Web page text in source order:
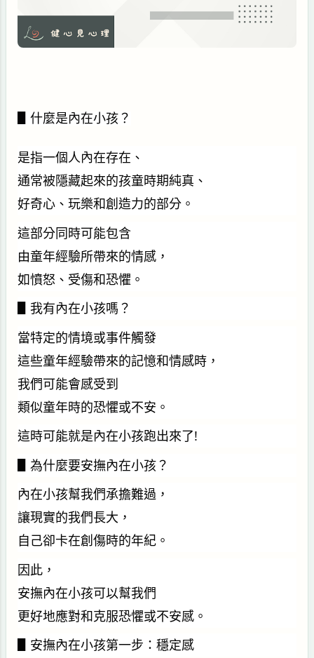
▋什麼是內在小孩？
是指一個人內在存在、
通常被隱藏起來的孩童時期純真、
好奇心、玩樂和創造力的部分。
這部分同時可能包含
由童年經驗所帶來的情感，
如憤怒、受傷和恐懼。
▋我有內在小孩嗎？
當特定的情境或事件觸發
這些童年經驗帶來的記憶和情感時，
我們可能會感受到
類似童年時的恐懼或不安。
這時可能就是內在小孩跑出來了!
▋為什麼要安撫內在小孩？
內在小孩幫我們承擔難過，
讓現實的我們長大，
自己卻卡在創傷時的年紀。
因此，
安撫內在小孩可以幫我們
更好地應對和克服恐懼或不安感。
▋安撫內在小孩第一步：穩定感